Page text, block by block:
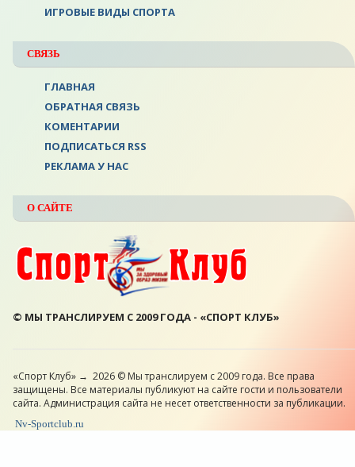
ИГРОВЫЕ ВИДЫ СПОРТА
СВЯЗЬ
ГЛАВНАЯ
ОБРАТНАЯ СВЯЗЬ
КОМЕНТАРИИ
ПОДПИСАТЬСЯ RSS
РЕКЛАМА У НАС
О САЙТЕ
© МЫ ТРАНСЛИРУЕМ С 2009 ГОДА - «СПОРТ КЛУБ»
«Спорт Клуб» → 2026 © Мы транслируем с 2009 года. Все права
защищены. Все материалы публикуют на сайте гости и пользователи
сайта. Администрация сайта не несет ответственности за публикации.
Nv-Sportclub.ru